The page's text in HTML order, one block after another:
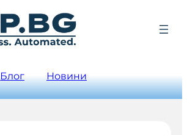
Блог Новини